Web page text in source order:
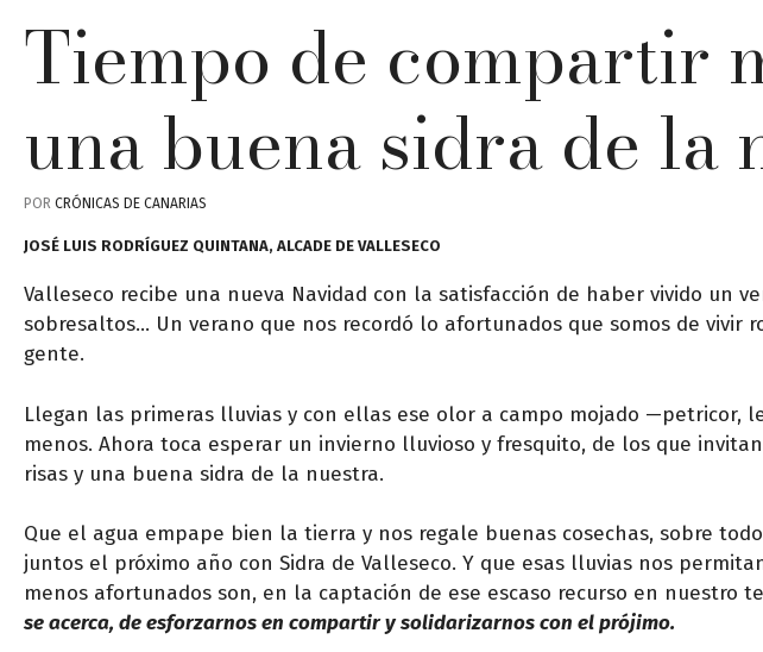
Tiempo de compartir
una buena sidra de la
POR CRÓNICAS DE CANARIAS
JOSÉ LUIS RODRÍGUEZ QUINTANA, ALCADE DE VALLESECO
Valleseco recibe una nueva Navidad con la satisfacción de haber vivido un
sobresaltos… Un verano que nos recordó lo afortunados que somos de vivir
gente.
Llegan las primeras lluvias y con ellas ese olor a campo mojado —petricor,
menos. Ahora toca esperar un invierno lluvioso y fresquito, de los que
risas y una buena sidra de la nuestra.
Que el agua empape bien la tierra y nos regale buenas cosechas, sobre
juntos el próximo año con Sidra de Valleseco. Y que esas lluvias nos
menos afortunados son, en la captación de ese escaso recurso en nuestro
se acerca, de esforzarnos en compartir y solidarizarnos con el prójimo.